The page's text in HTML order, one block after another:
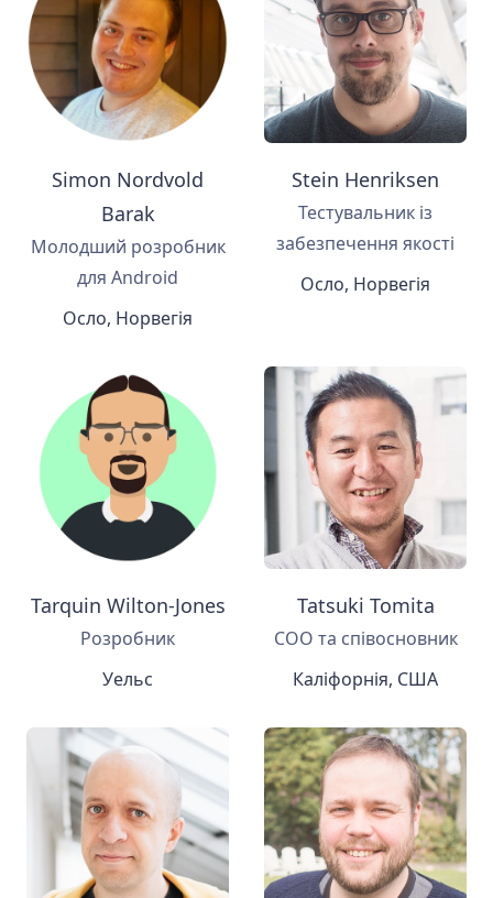
Simon Nordvold
Barak
Молодший розробник
для Android
Осло, Норвегія
Stein Henriksen
Тестувальник із
забезпечення якості
Осло, Норвегія
Tarquin Wilton-Jones
Розробник
Уельс
Tatsuki Tomita
COO та співосновник
Каліфорнія, США